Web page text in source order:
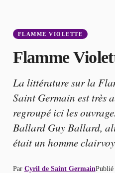
FLAMME VIOLETTE
Flamme
La littérature sur la
Saint Germain est très
regroupé ici les
Ballard Guy Ballard,
était un homme
Par Cyril de Saint GermainPublié